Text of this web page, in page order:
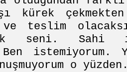
kürek
ve teslim
seni. Sahi
Ben
o